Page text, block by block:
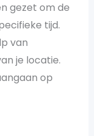
gezet om de
tijd.
van
je locatie.
op